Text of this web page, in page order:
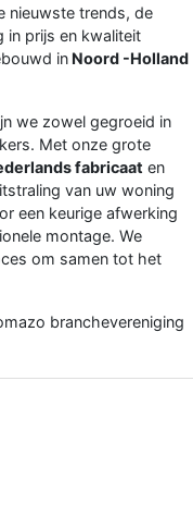
nieuwste trends, de
in prijs en kwaliteit
in Noord -Holland
we zowel gegroeid in
Met onze grote
fabricaat en
van uw woning
een keurige afwerking
montage. We
om samen tot het
branchevereniging